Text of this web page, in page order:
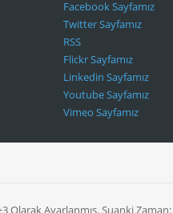
Facebook Sayfamız
Twitter Sayfamız
RSS
Flickr Sayfamız
Linkedin Sayfamız
Youtube Sayfamız
Vimeo Sayfamız
Olarak Ayarlanmış. Şuanki Zaman: